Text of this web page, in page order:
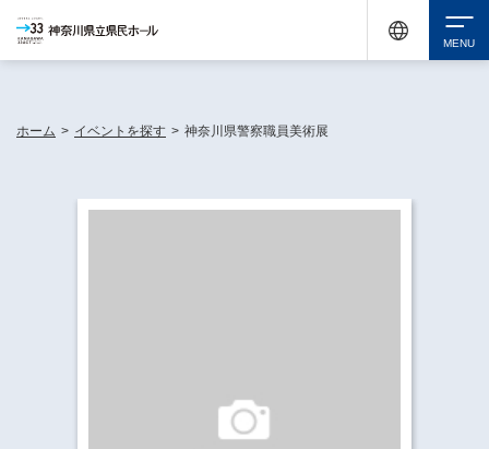
ホーム > イベントを探す > 神奈川県警察職員美術展